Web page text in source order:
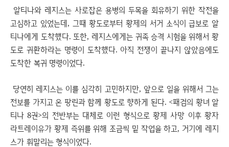
알티나와 레지스는 사로잡은 용병의 두목을 회유하기 위한 작전을
고심하고 있었는데, 그때 황도로부터 황제의 서거 소식이 급보로 알
티나에게 도착했다. 또한, 레지스에게는 귀족 승격 시험을 위해서 황
도로 귀환하라는 명령이 도착했다. 아직 전쟁이 끝나지 않았음에도
도착한 복귀 명령이었다.
당연히 레지스는 이를 심각히 고민하지만, 앞으로 일을 위해서 그는
전보를 가지고 온 팡린과 함께 황도로 향하게 된다. <패검의 황녀 알
티나 8권>의 전반부는 대체로 이런 형식으로 황제 사망 이후 황자
라트레이유가 황제 즉위를 위해 조금씩 밑 작업을 하고, 거기에 레지
스가 휘말리는 형식이었다.